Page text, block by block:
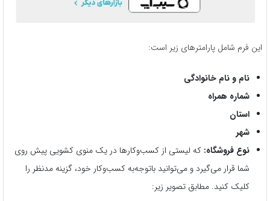
این فرم شامل پارامترهای زیر است:
نام و نام خانوادگی
شماره همراه
استان
شهر
نوع فروشگاه: که لیستی از کسب‌وکارها در یک منوی کشویی پیش روی
شما قرار می‌گیرد و می‌توانید باتوجه‌به کسب‌وکار خود، گزینه مدنظر را
کلیک کنید. مطابق تصویر زیر: